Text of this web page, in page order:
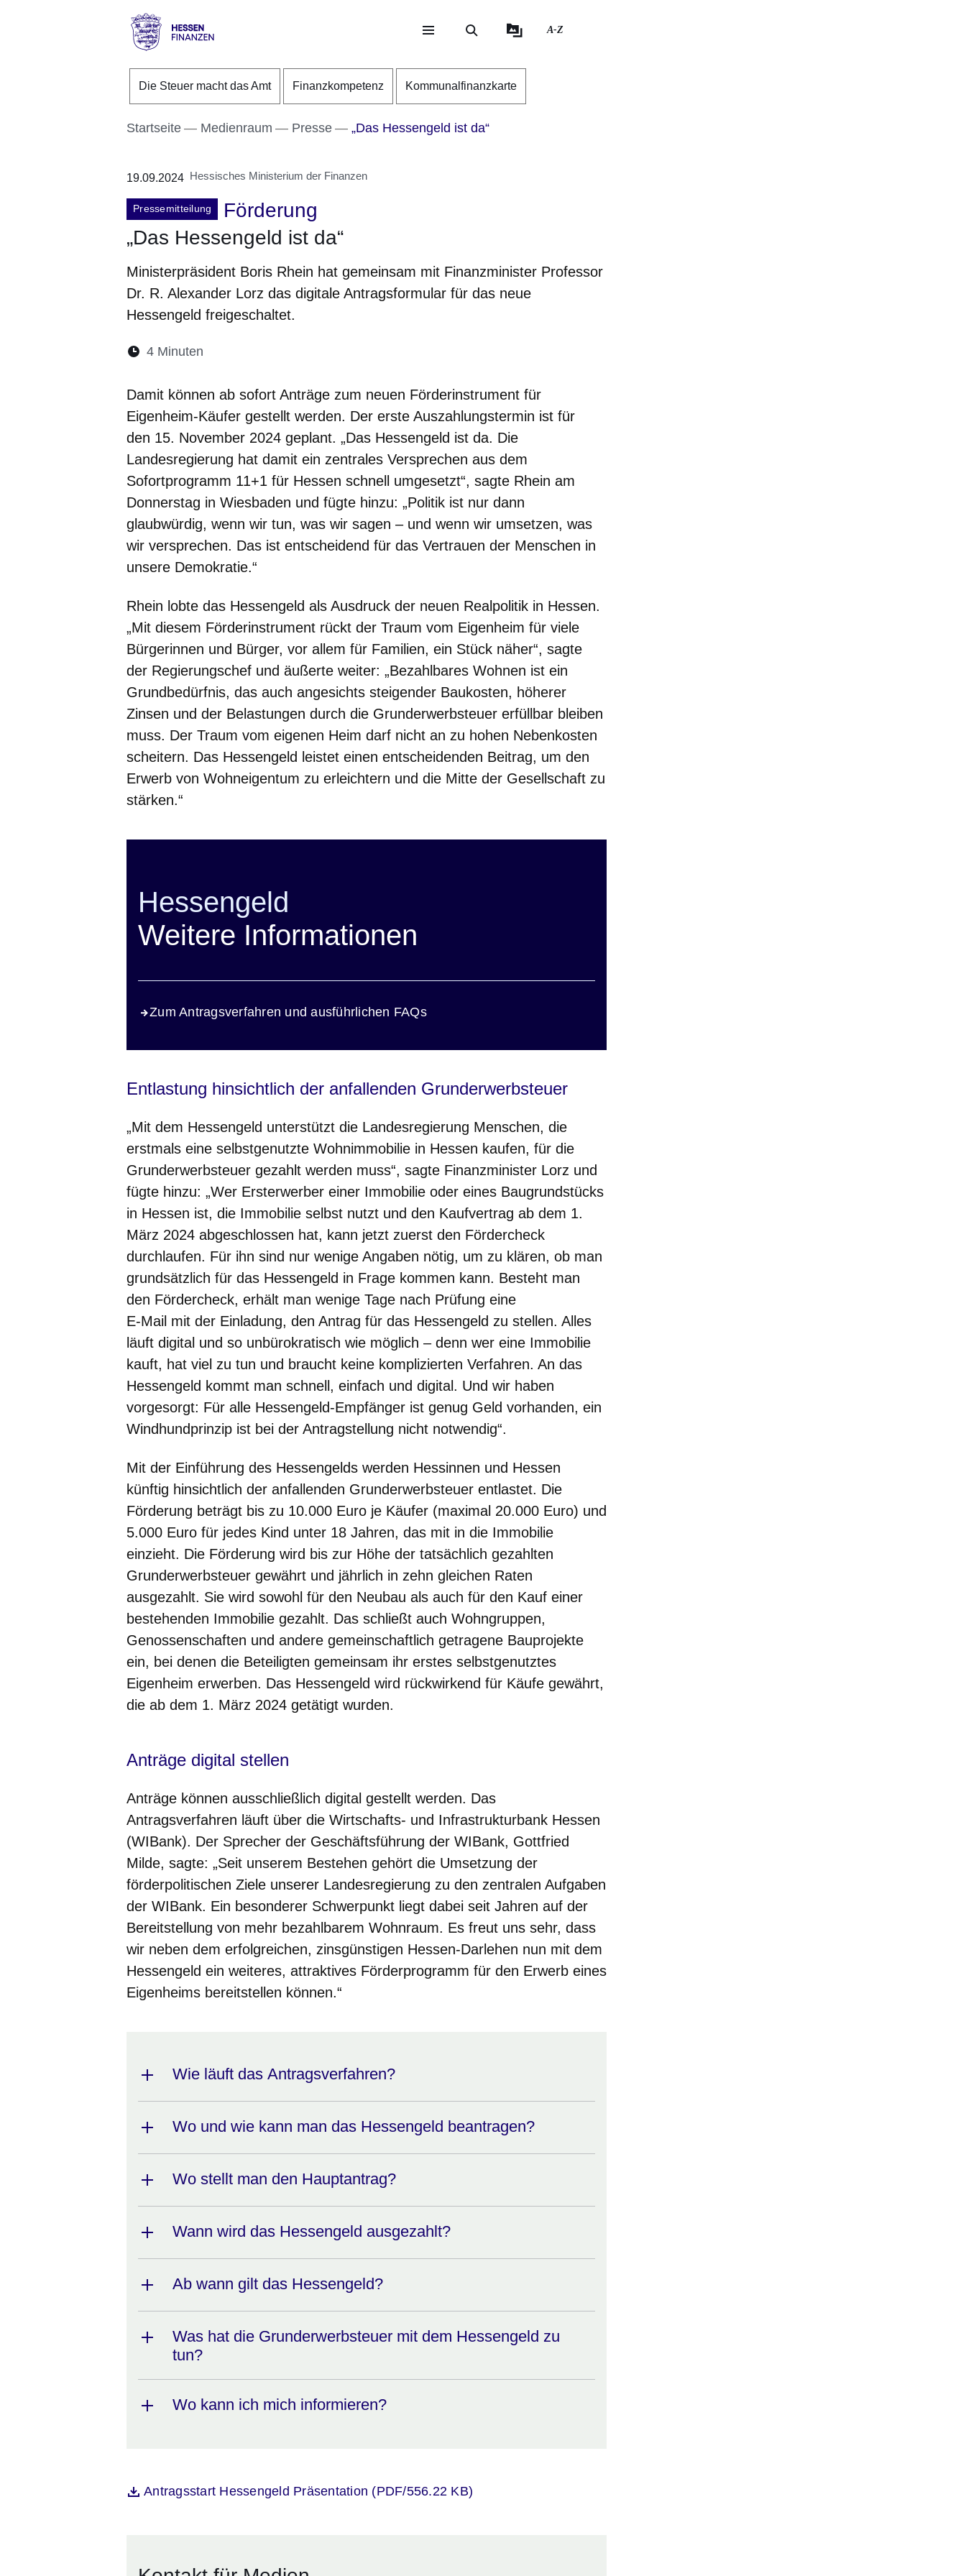
Direkt zum Kopf der Seite
Direkt zum Inhalt
Direkt zum Fuß der Seite
Finanzen
A-Z
Die Steuer macht das Amt Finanzkompetenz Kommunalfinanzkarte
Startseite Medienraum Presse „Das Hessengeld ist da“
19.09.2024 Hessisches Ministerium der Finanzen
Pressemitteilung
Förderung
„Das Hessengeld ist da“
Ministerpräsident Boris Rhein hat gemeinsam mit Finanzminister Professor
Dr. R. Alexander Lorz das digitale Antragsformular für das neue
Hessengeld freigeschaltet.
Lesedauer:
4 Minuten
Damit können ab sofort Anträge zum neuen Förderinstrument für
Eigenheim-Käufer gestellt werden. Der erste Auszahlungstermin ist für
den 15. November 2024 geplant. „Das Hessengeld ist da. Die
Landesregierung hat damit ein zentrales Versprechen aus dem
Sofortprogramm 11+1 für Hessen schnell umgesetzt“, sagte Rhein am
Donnerstag in Wiesbaden und fügte hinzu: „Politik ist nur dann
glaubwürdig, wenn wir tun, was wir sagen – und wenn wir umsetzen, was
wir versprechen. Das ist entscheidend für das Vertrauen der Menschen in
unsere Demokratie.“
Rhein lobte das Hessengeld als Ausdruck der neuen Realpolitik in Hessen.
„Mit diesem Förderinstrument rückt der Traum vom Eigenheim für viele
Bürgerinnen und Bürger, vor allem für Familien, ein Stück näher“, sagte
der Regierungschef und äußerte weiter: „Bezahlbares Wohnen ist ein
Grundbedürfnis, das auch angesichts steigender Baukosten, höherer
Zinsen und der Belastungen durch die Grunderwerbsteuer erfüllbar bleiben
muss. Der Traum vom eigenen Heim darf nicht an zu hohen Nebenkosten
scheitern. Das Hessengeld leistet einen entscheidenden Beitrag, um den
Erwerb von Wohneigentum zu erleichtern und die Mitte der Gesellschaft zu
stärken.“
Hessengeld
Weitere Informationen
Zum Antragsverfahren und ausführlichen FAQs
Entlastung hinsichtlich der anfallenden Grunderwerbsteuer
„Mit dem Hessengeld unterstützt die Landesregierung Menschen, die
erstmals eine selbstgenutzte Wohnimmobilie in Hessen kaufen, für die
Grunderwerbsteuer gezahlt werden muss“, sagte Finanzminister Lorz und
fügte hinzu: „Wer Ersterwerber einer Immobilie oder eines Baugrundstücks
in Hessen ist, die Immobilie selbst nutzt und den Kaufvertrag ab dem 1.
März 2024 abgeschlossen hat, kann jetzt zuerst den Fördercheck
durchlaufen. Für ihn sind nur wenige Angaben nötig, um zu klären, ob man
grundsätzlich für das Hessengeld in Frage kommen kann. Besteht man
den Fördercheck, erhält man wenige Tage nach Prüfung eine
E-Mail mit der Einladung, den Antrag für das Hessengeld zu stellen. Alles
läuft digital und so unbürokratisch wie möglich – denn wer eine Immobilie
kauft, hat viel zu tun und braucht keine komplizierten Verfahren. An das
Hessengeld kommt man schnell, einfach und digital. Und wir haben
vorgesorgt: Für alle Hessengeld-Empfänger ist genug Geld vorhanden, ein
Windhundprinzip ist bei der Antragstellung nicht notwendig“.
Mit der Einführung des Hessengelds werden Hessinnen und Hessen
künftig hinsichtlich der anfallenden Grunderwerbsteuer entlastet. Die
Förderung beträgt bis zu 10.000 Euro je Käufer (maximal 20.000 Euro) und
5.000 Euro für jedes Kind unter 18 Jahren, das mit in die Immobilie
einzieht. Die Förderung wird bis zur Höhe der tatsächlich gezahlten
Grunderwerbsteuer gewährt und jährlich in zehn gleichen Raten
ausgezahlt. Sie wird sowohl für den Neubau als auch für den Kauf einer
bestehenden Immobilie gezahlt. Das schließt auch Wohngruppen,
Genossenschaften und andere gemeinschaftlich getragene Bauprojekte
ein, bei denen die Beteiligten gemeinsam ihr erstes selbstgenutztes
Eigenheim erwerben. Das Hessengeld wird rückwirkend für Käufe gewährt,
die ab dem 1. März 2024 getätigt wurden.
Anträge digital stellen
Anträge können ausschließlich digital gestellt werden. Das
Antragsverfahren läuft über die Wirtschafts- und Infrastrukturbank Hessen
(WIBank). Der Sprecher der Geschäftsführung der WIBank, Gottfried
Milde, sagte: „Seit unserem Bestehen gehört die Umsetzung der
förderpolitischen Ziele unserer Landesregierung zu den zentralen Aufgaben
der WIBank. Ein besonderer Schwerpunkt liegt dabei seit Jahren auf der
Bereitstellung von mehr bezahlbarem Wohnraum. Es freut uns sehr, dass
wir neben dem erfolgreichen, zinsgünstigen Hessen-Darlehen nun mit dem
Hessengeld ein weiteres, attraktives Förderprogramm für den Erwerb eines
Eigenheims bereitstellen können.“
Wie läuft das Antragsverfahren?
Wo und wie kann man das Hessengeld beantragen?
Wo stellt man den Hauptantrag?
Wann wird das Hessengeld ausgezahlt?
Ab wann gilt das Hessengeld?
Was hat die Grunderwerbsteuer mit dem Hessengeld zu
tun?
Wo kann ich mich informieren?
Antragsstart Hessengeld Präsentation (PDF/556.22 KB)
Öffnet sich in einem neuen Fenster